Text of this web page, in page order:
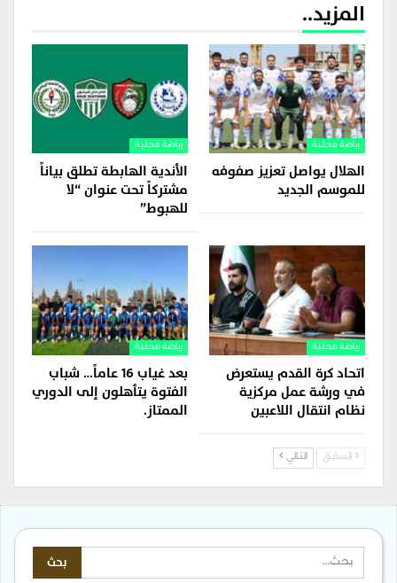
المزيد..
رياضة محلية
الهلال يواصل تعزيز صفوفه
للموسم الجديد
رياضة محلية
الأندية الهابطة تطلق بياناً
مشتركاً تحت عنوان “لا
للهبوط”
رياضة محلية
اتحاد كرة القدم يستعرض
في ورشة عمل مركزية
نظام انتقال اللاعبين
رياضة محلية
بعد غياب 16 عاماً… شباب
الفتوة يتأهلون إلى الدوري
الممتاز.
السابق التالي